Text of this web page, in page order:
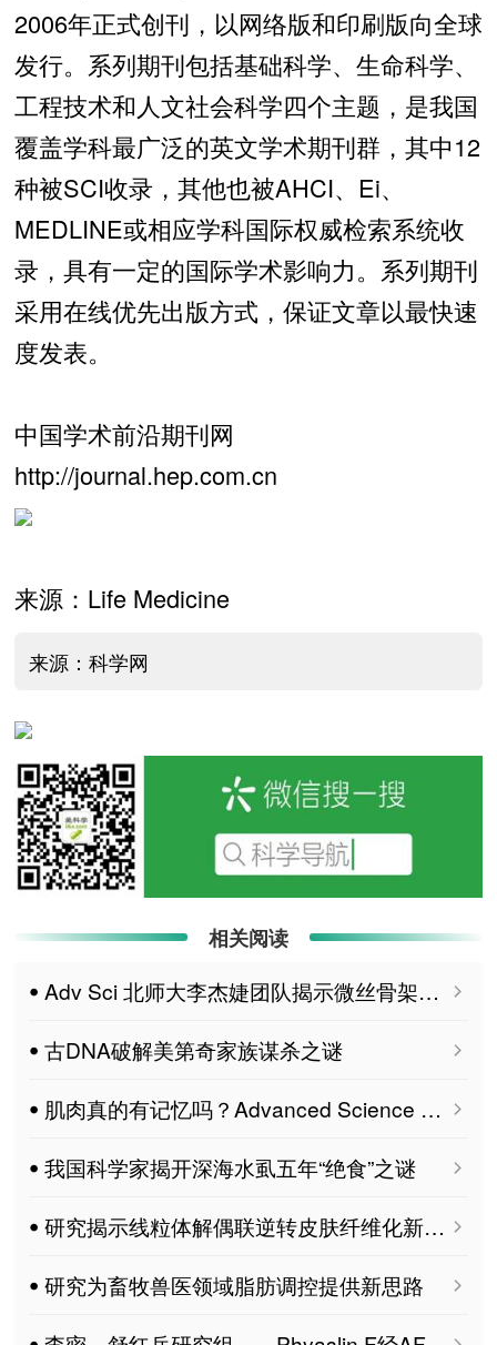
2006年正式创刊，以网络版和印刷版向全球
发行。系列期刊包括基础科学、生命科学、
工程技术和人文社会科学四个主题，是我国
覆盖学科最广泛的英文学术期刊群，其中12
种被SCI收录，其他也被AHCI、Ei、
MEDLINE或相应学科国际权威检索系统收
录，具有一定的国际学术影响力。系列期刊
采用在线优先出版方式，保证文章以最快速
度发表。
中国学术前沿期刊网
http://journal.hep.com.cn
来源：Life Medicine
来源：科学网
相关阅读
ꔷ Adv Sci 北师大李杰婕团队揭示微丝骨架调控线粒体动态增强植物免疫的分子机制
ꔷ 古DNA破解美第奇家族谋杀之谜
ꔷ 肌肉真的有记忆吗？Advanced Science 揭示年轻与老年肌肉的“分子往事”
ꔷ 我国科学家揭开深海水虱五年“绝食”之谜
ꔷ 研究揭示线粒体解偶联逆转皮肤纤维化新机制
ꔷ 研究为畜牧兽医领域脂肪调控提供新思路